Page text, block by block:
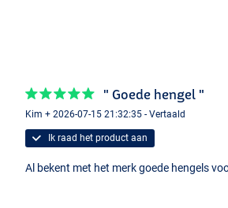
" Goede hengel "
Kim + 2026-07-15 21:32:35 - Vertaald
Ik raad het product aan
Al bekent met het merk goede hengels